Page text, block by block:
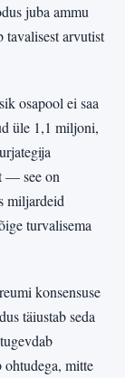
juba ammu
tavalisest arvutist
osapool ei saa
üle 1,1 miljoni,
— see on
miljardeid
turvalisema
konsensuse
täiustab seda
ohtudega, mitte